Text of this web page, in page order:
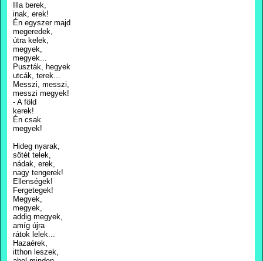
Illa berek,
inak, erek!
Én egyszer majd
megeredek,
útra kelek,
megyek,
megyek...
Puszták, hegyek
utcák, terek...
Messzi, messzi,
messzi megyek!
- A föld
kerek!
Én csak
megyek!
Hideg nyarak,
sötét telek,
nádak, erek,
nagy tengerek!
Ellenségek!
Fergetegek!
Megyek,
megyek,
addig megyek,
amíg újra
rátok lelek...
Hazaérek,
itthon leszek,